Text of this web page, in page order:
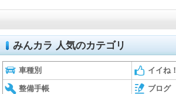
みんカラ 人気のカテゴリ
車種別 イイね！
整備手帳 ブログ